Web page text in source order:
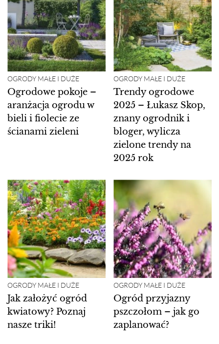
OGRODY MAŁE I DUŻE
Ogrodowe pokoje –
aranżacja ogrodu w
bieli i fiolecie ze
ścianami zieleni
OGRODY MAŁE I DUŻE
Trendy ogrodowe
2025 – Łukasz Skop,
znany ogrodnik i
bloger, wylicza
zielone trendy na
2025 rok
OGRODY MAŁE I DUŻE
Jak założyć ogród
kwiatowy? Poznaj
nasze triki!
OGRODY MAŁE I DUŻE
Ogród przyjazny
pszczołom – jak go
zaplanować?